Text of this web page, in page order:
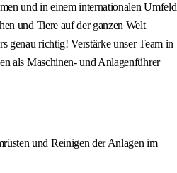
und in einem internationalen Umfeld
und Tiere auf der ganzen Welt
genau richtig! Verstärke unser Team in
als Maschinen- und Anlagenführer
und Reinigen der Anlagen im